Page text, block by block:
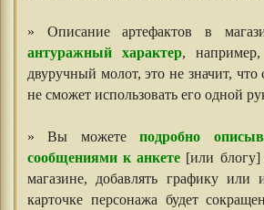
» Описание артефактов в
антуражный характер,
двуручный молот, это не значит,
не сможет использовать его одной
» Вы можетеподробно
сообщениями к анкете [или
магазине, добавлять графику
карточке персонажа будет